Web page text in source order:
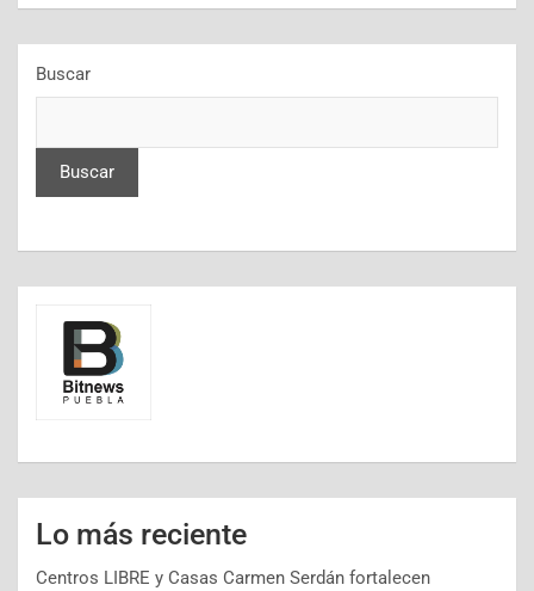
Buscar
Buscar
Lo más reciente
Centros LIBRE y Casas Carmen Serdán fortalecen